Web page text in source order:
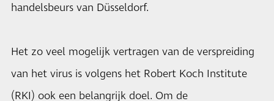
handelsbeurs van Düsseldorf.
Het zo veel mogelijk vertragen van de verspreiding
van het virus is volgens het Robert Koch Institute
(RKI) ook een belangrijk doel. Om de